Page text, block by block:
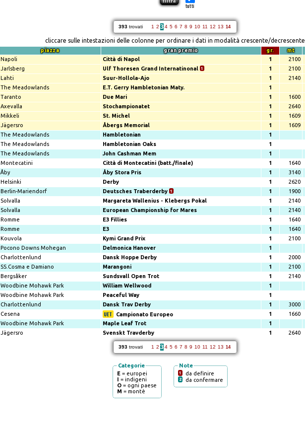
tutti
393 trovati 1 2 34 5 6 7 8 9 10 11 12 13 14
cliccare sulle intestazioni delle colonne per ordinare i dati in modalità crescente/decrescente
piazza gran premio gr. mt
Napoli Città di Napol 1 2100
Jarlsberg Ulf Thoresen Grand Internatinonal 1 1 2100
Lahti Suur-Hollola-Ajo 1 2140
The Meadowlands E.T. Gerry Hambletonian Maty. 1
Taranto Due Mari 1 1600
Axevalla Stochampionatet 1 2640
Mikkeli St. Michel 1 1609
Jägersro Åbergs Memorial 1 1609
The Meadowlands Hambletonian 1
The Meadowlands Hambletonian Oaks 1
The Meadowlands John Cashman Mem 1
Montecatini Città di Montecatini (batt./finale) 1 1640
Åby Åby Stora Pris 1 3140
Helsinki Derby 1 2620
Berlin-Mariendorf Deutsches Traberderby 1 1 1900
Solvalla Margareta Wallenius - Klebergs Pokal 1 2140
Solvalla European Championship for Mares 1 2140
Romme E3 Fillies 1 1640
Romme E3 1 1640
Kouvola Kymi Grand Prix 1 2100
Pocono Downs Mohegan Delmonica Hanover 1
Charlottenlund Dansk Hoppe Derby 1 2000
SS.Cosma e Damiano Marangoni 1 2100
Bergsåker Sundsvall Open Trot 1 2140
Woodbine Mohawk Park William Wellwood 1
Woodbine Mohawk Park Peaceful Way 1
Charlottenlund Dansk Trav Derby 1 3000
Cesena Campionato Europeo 1 1660
Woodbine Mohawk Park Maple Leaf Trot 1
Jägersro Svenskt Travderby 1 2640
393 trovati 1 2 34 5 6 7 8 9 10 11 12 13 14
Categorie
E = europei
I = indigeni
O = ogni paese
M = montè
Note
1 da definire
2 da confermare